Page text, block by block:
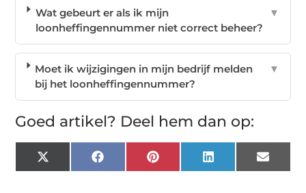
Wat gebeurt er als ik mijn
loonheffingennummer niet correct beheer?
▼
Moet ik wijzigingen in mijn bedrijf melden
bij het loonheffingennummer?
▼
Goed artikel? Deel hem dan op:
X
(Twitter)
FacebookPinterest LinkedIn Email